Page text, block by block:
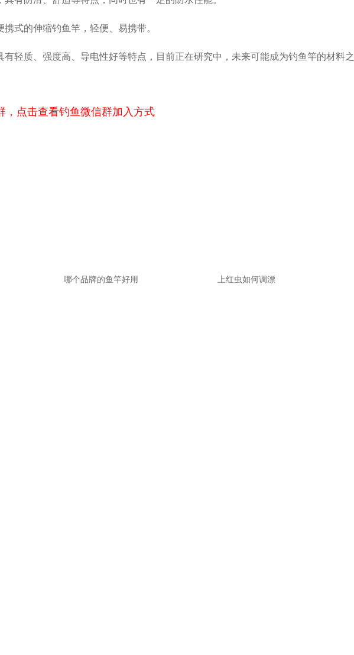
式的伸缩钓鱼竿，轻便、易携带。
有轻质、强度高、导电性好等特点，目前正在研究中，未来可能成为钓鱼竿的材料之
，点击查看钓鱼微信群加入方式
哪个品牌的鱼竿好用 上红虫如何调漂